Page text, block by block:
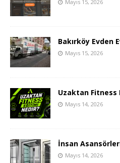
Mayıs 15, 2026
Bakırköy Evden
Mayıs 15, 2026
Uzaktan Fitness
Mayıs 14, 2026
İnsan
Mayıs 14, 2026